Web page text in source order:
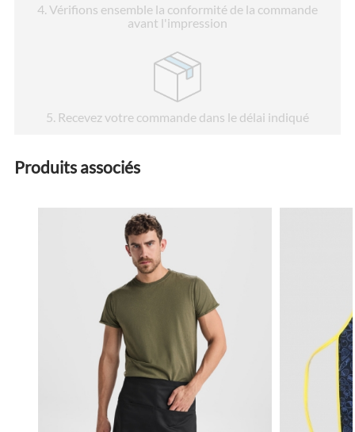
4. Vérifions ensemble la conformité de la commande
avant l'impression
5 . Recevez votre commande dans le délai indiqué
Produits associés